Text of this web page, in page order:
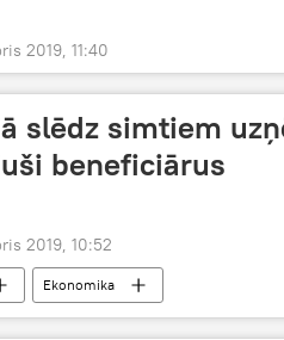
2019, 11:40
slēdz simtiem
beneficiārus
2019, 10:52
Ekonomika